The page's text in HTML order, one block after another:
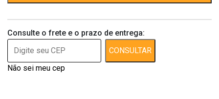
Consulte o frete e o prazo de entrega:
CONSULTAR
Não sei meu cep